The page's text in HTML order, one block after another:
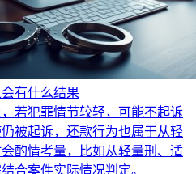
有什么结果
若犯罪情节较轻，可能不起诉
被起诉，还款行为也属于从轻
酌情考量，比如从轻量刑、适
合案件实际情况判定。